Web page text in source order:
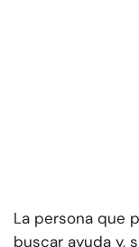
La persona que
buscar ayuda y,